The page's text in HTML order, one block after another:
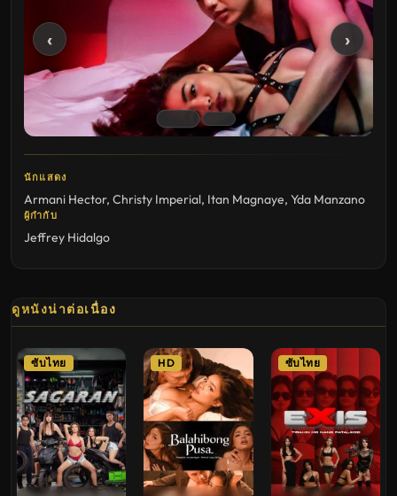
‹ ›
นักแสดง
Armani Hector, Christy Imperial, Itan Magnaye, Yda Manzano
ผู้กำกับ
Jeffrey Hidalgo
ดูหนังน่าต่อเนื่อง
ซับไทย HD ซับไทย